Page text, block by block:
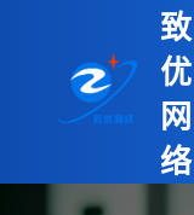
致
优
网
络